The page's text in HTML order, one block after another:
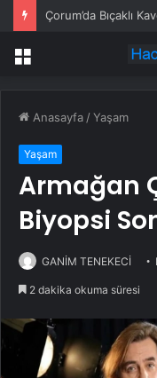
Çorum’da Bıçaklı
Menü
Anasayfa /Yaşam
Yaşam
Armağan
Biyopsi
GANİM TENEKECİ
2 dakika okuma süresi